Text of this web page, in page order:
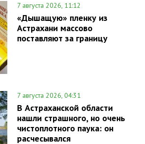
7 августа 2026, 11:12
«Дышащую» пленку из
Астрахани массово
поставляют за границу
7 августа 2026, 04:31
В Астраханской области
нашли страшного, но очень
чистоплотного паука: он
расчесывался